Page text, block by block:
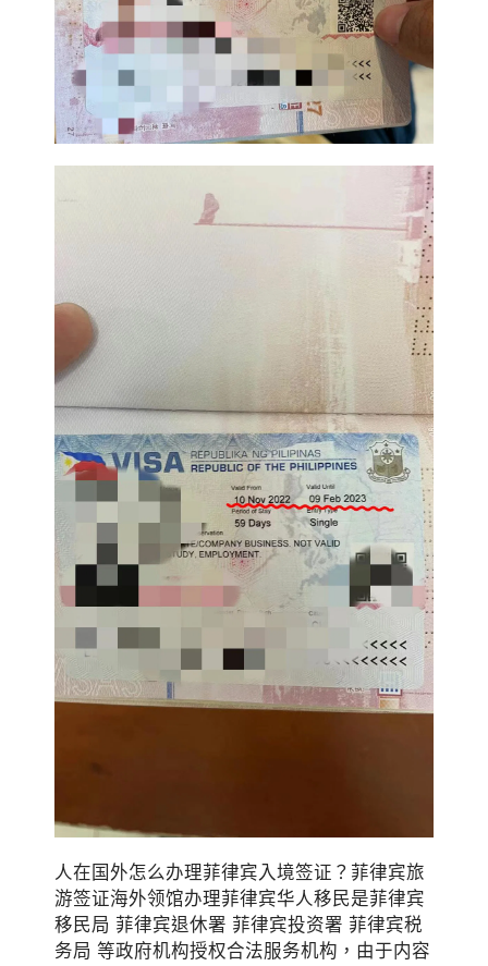
人在国外怎么办理菲律宾入境签证？菲律宾旅
游签证海外领馆办理菲律宾华人移民是菲律宾
移民局 菲律宾退休署 菲律宾投资署 菲律宾税
务局 等政府机构授权合法服务机构，由于内容